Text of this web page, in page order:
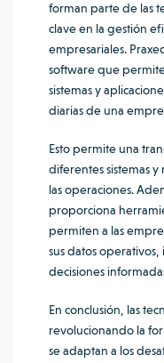
forman parte de las
clave en la gestión
empresariales.
software que
sistemas y
diarias de una
Esto permite una
diferentes sistemas
las operaciones.
proporciona
permiten a las
sus datos
decisiones
En conclusión, las
revolucionando la
se adaptan a los